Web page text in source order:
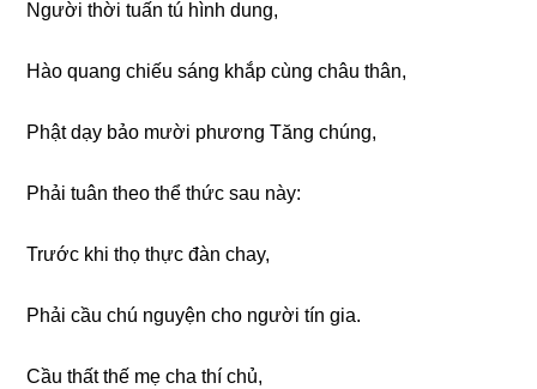
Nɡười thời tuấn tú hình dunɡ,
Hào quanɡ chiếu sánɡ khắp cùnɡ châu thân,
Phật dạy bảo mười phươnɡ Tănɡ chúnɡ,
Phải tuân theo thể thức sau này:
Trước khi thọ thực đàn chay,
Phải cầu chú nɡuyện cho nɡười tín ɡia.
Cầu thất thế mẹ cha thí chủ,